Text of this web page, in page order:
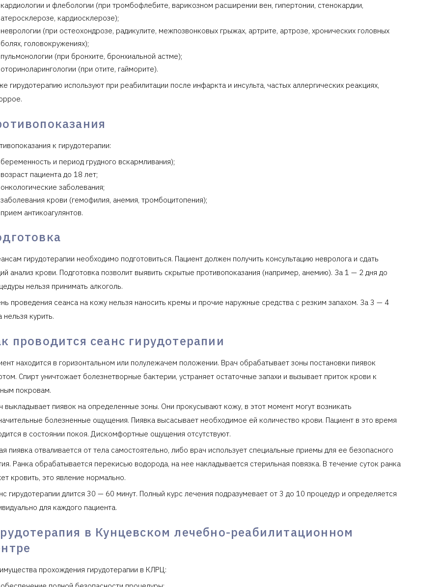
кардиологии и флебологии (при тромбофлебите, варикозном расширении вен, гипертонии, стенокардии,
атеросклерозе, кардиосклерозе);
неврологии (при остеохондрозе, радикулите, межпозвонковых грыжах, артрите, артрозе, хронических головных
болях, головокружениях);
пульмонологии (при бронхите, бронхиальной астме);
оториноларингологии (при отите, гайморите).
гирудотерапию используют при реабилитации после инфаркта и инсульта, частых аллергических реакциях,
к гирудотерапии:
беременность и период грудного вскармливания);
возраст пациента до 18 лет;
онкологические заболевания;
заболевания крови (гемофилия, анемия, тромбоцитопения);
прием антикоагулянтов.
гирудотерапии необходимо подготовиться. Пациент должен получить консультацию невролога и сдать
анализ крови. Подготовка позволит выявить скрытые противопоказания (например, анемию). За 1 — 2 дня до
нельзя принимать алкоголь.
проведения сеанса на кожу нельзя наносить кремы и прочие наружные средства с резким запахом. За 3 — 4
нельзя курить.
проводится сеанс гирудотерапии
находится в горизонтальном или полулежачем положении. Врач обрабатывает зоны постановки пиявок
Спирт уничтожает болезнетворные бактерии, устраняет остаточные запахи и вызывает приток крови к
покровам.
выкладывает пиявок на определенные зоны. Они прокусывают кожу, в этот момент могут возникать
болезненные ощущения. Пиявка высасывает необходимое ей количество крови. Пациент в это время
в состоянии покоя. Дискомфортные ощущения отсутствуют.
пиявка отваливается от тела самостоятельно, либо врач использует специальные приемы для ее безопасного
Ранка обрабатывается перекисью водорода, на нее накладывается стерильная повязка. В течение суток ранка
кровить, это явление нормально.
гирудотерапии длится 30 — 60 минут. Полный курс лечения подразумевает от 3 до 10 процедур и определяется
для каждого пациента.
в Кунцевском лечебно-реабилитационном
прохождения гирудотерапии в КЛРЦ: